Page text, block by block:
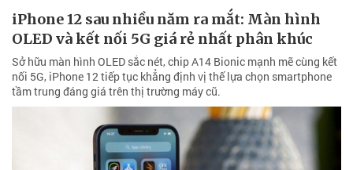
iPhone 12 sau nhiều năm ra mắt: Màn hình
OLED và kết nối 5G giá rẻ nhất phân khúc
Sở hữu màn hình OLED sắc nét, chip A14 Bionic mạnh mẽ cùng kết
nối 5G, iPhone 12 tiếp tục khẳng định vị thế lựa chọn smartphone
tầm trung đáng giá trên thị trường máy cũ.